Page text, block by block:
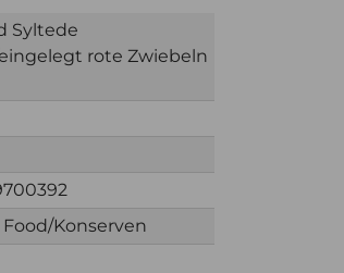
Syltede
rote Zwiebeln
Konserven